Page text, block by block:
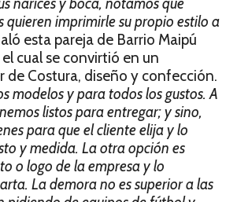
quieren imprimirle su propio estilo a
esta pareja de Barrio Maipú
cual se convirtió en un
de Costura, diseño y confección.
modelos y para todos los gustos. A
listos para entregar; y sino,
para que el cliente elija y lo
y medida. La otra opción es
o logo de la empresa y lo
La demora no es superior a las